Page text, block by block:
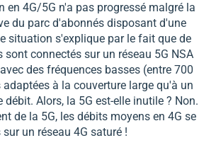
en 4G/5G n'a pas progressé malgré la
du parc d'abonnés disposant d'une
situation s'explique par le fait que de
sont connectés sur un réseau 5G NSA
des fréquences basses (entre 700
à la couverture large qu'à un
Alors, la 5G est-elle inutile ? Non.
de la 5G, les débits moyens en 4G se
un réseau 4G saturé !